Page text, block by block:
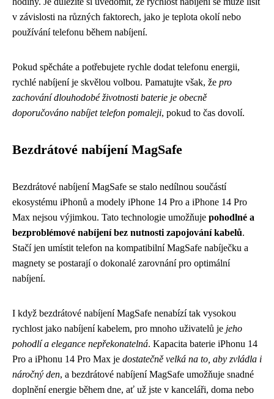
v závislosti na různých faktorech, jako je teplota okolí nebo
používání telefonu během nabíjení.
Pokud spěcháte a potřebujete rychle dodat telefonu energii,
rychlé nabíjení je skvělou volbou. Pamatujte však, že pro
zachování dlouhodobé životnosti baterie je obecně
doporučováno nabíjet telefon pomaleji, pokud to čas dovolí.
Bezdrátové nabíjení MagSafe
Bezdrátové nabíjení MagSafe se stalo nedílnou součástí
ekosystému iPhonů a modely iPhone 14 Pro a iPhone 14 Pro
Max nejsou výjimkou. Tato technologie umožňuje pohodlné a
bezproblémové nabíjení bez nutnosti zapojování kabelů.
Stačí jen umístit telefon na kompatibilní MagSafe nabíječku a
magnety se postarají o dokonalé zarovnání pro optimální
nabíjení.
I když bezdrátové nabíjení MagSafe nenabízí tak vysokou
rychlost jako nabíjení kabelem, pro mnoho uživatelů je jeho
pohodlí a elegance nepřekonatelná. Kapacita baterie iPhonu 14
Pro a iPhonu 14 Pro Max je dostatečně velká na to, aby zvládla i
náročný den, a bezdrátové nabíjení MagSafe umožňuje snadné
doplnění energie během dne, ať už jste v kanceláři, doma nebo